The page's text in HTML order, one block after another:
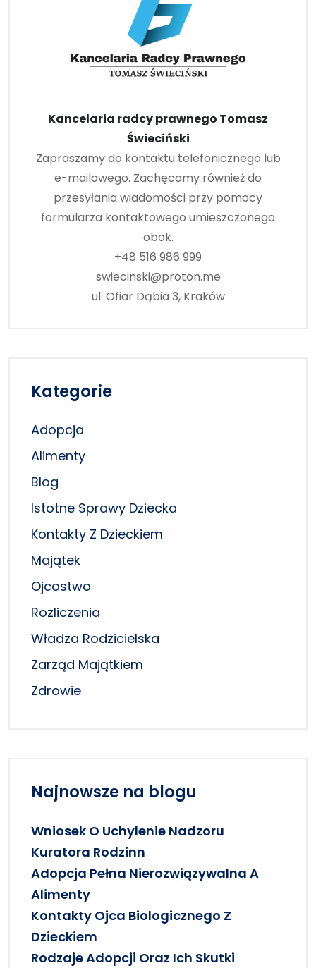
Kancelaria radcy prawnego Tomasz
Świeciński
Zapraszamy do kontaktu telefonicznego lub
e-mailowego. Zachęcamy również do
przesyłania wiadomości przy pomocy
formularza kontaktowego umieszczonego
obok.
+48 516 986 999
swiecinski@proton.me
ul. Ofiar Dąbia 3, Kraków
Kategorie
Adopcja
Alimenty
Blog
Istotne Sprawy Dziecka
Kontakty Z Dzieckiem
Majątek
Ojcostwo
Rozliczenia
Władza Rodzicielska
Zarząd Majątkiem
Zdrowie
Najnowsze na blogu
Wniosek O Uchylenie Nadzoru
Kuratora Rodzinn
Adopcja Pełna Nierozwiązywalna A
Alimenty
Kontakty Ojca Biologicznego Z
Dzieckiem
Rodzaje Adopcji Oraz Ich Skutki